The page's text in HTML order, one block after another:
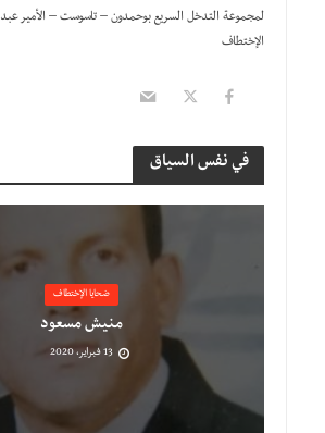
لمجموعة التدخل السريع بوحمدون – تاسوست – الأمير
الإختطاف
في نفس السياق
ضحايا الإختطاف
منيش مسعود
13 فبراير، 2020